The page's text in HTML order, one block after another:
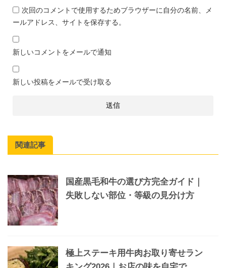
次回のコメントで使用するためブラウザーに自分の名前、メ
ールアドレス、サイトを保存する。
新しいコメントをメールで通知
新しい投稿をメールで受け取る
関連記事
国産黒毛和牛の選び方完全ガイド｜
失敗しない部位・等級の見分け方
極上ステーキ用牛肉お取り寄せラン